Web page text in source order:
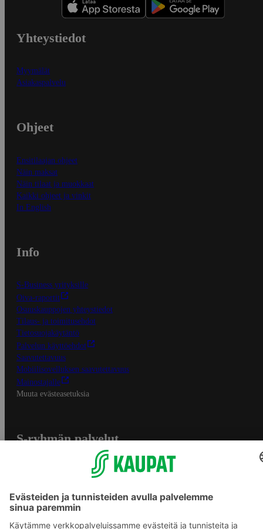
Yhteystiedot
Myymälät
Asiakaspalvelu
Ohjeet
Ensitilaajan ohjeet
Näin maksat
Näin tilaat ja muokkaat
Kaikki ohjeet ja vinkit
In English
Info
S-Business yrityksille
Oiva-raportit
Osuuskauppojen yhteystiedot
Tilaus- ja toimitusehdot
Tietosuojakäytäntö
Palvelun käyttöehdot
Saavutettavuus
Mobiilisovelluksen saavutettavuus
Mainostajalle
Muuta evästeasetuksia
S-ryhmän palvelut
Yhteishyvä Ruoka -sovellus
S-ostoslista -sovellus
Prisma.fi